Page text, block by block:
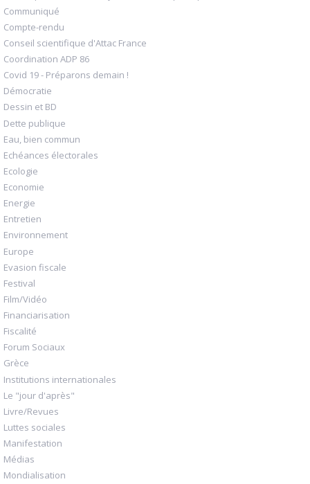
Communiqué
Compte-rendu
Conseil scientifique d'Attac France
Coordination ADP 86
Covid 19 - Préparons demain !
Démocratie
Dessin et BD
Dette publique
Eau, bien commun
Echéances électorales
Ecologie
Economie
Energie
Entretien
Environnement
Europe
Evasion fiscale
Festival
Film/Vidéo
Financiarisation
Fiscalité
Forum Sociaux
Grèce
Institutions internationales
Le "jour d'après"
Livre/Revues
Luttes sociales
Manifestation
Médias
Mondialisation